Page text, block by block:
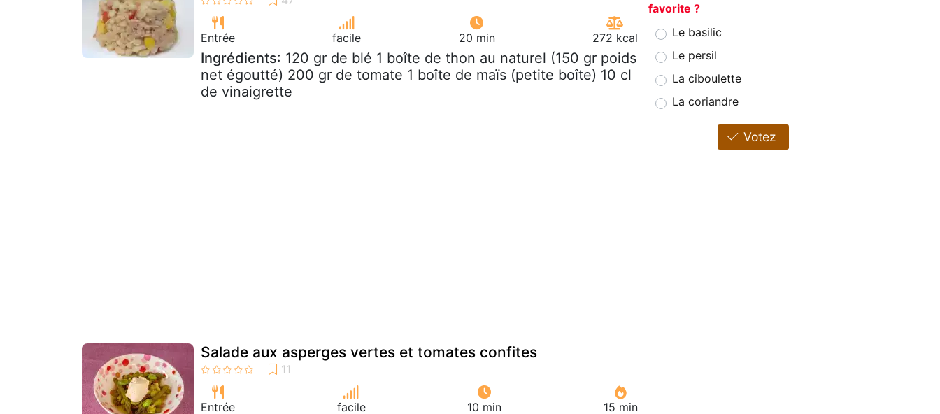
Entrée facile 20 min 272 kcal
Ingrédients: 120 gr de blé 1 boîte de thon au naturel (150 gr poids
net égoutté) 200 gr de tomate 1 boîte de maïs (petite boîte) 10 cl
de vinaigrette
Salade aux asperges vertes et tomates confites
Entrée facile 10 min 15 min
favorite ?
Le basilic
Le persil
La ciboulette
La coriandre
Votez